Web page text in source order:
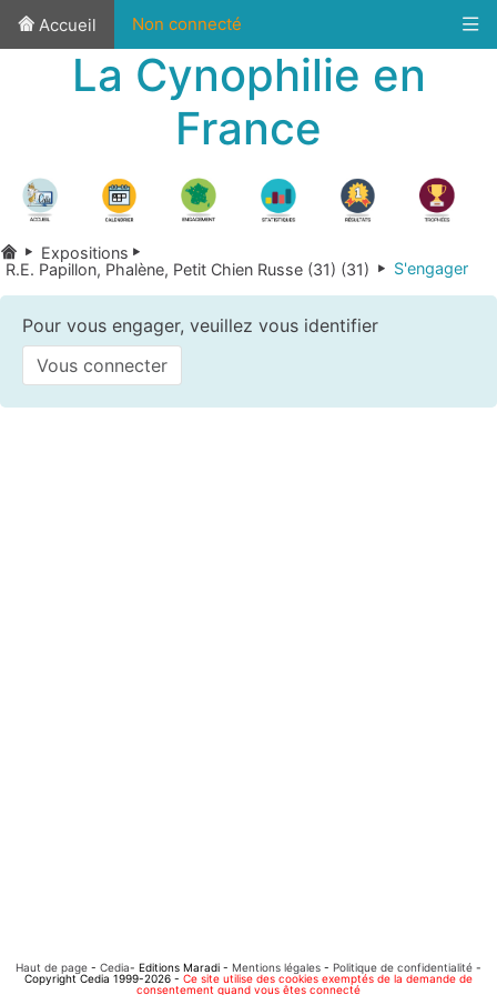
Accueil Non connecté
La Cynophilie en
France
Expositions
R.E. Papillon, Phalène, Petit Chien Russe (31) (31)
S'engager
Pour vous engager, veuillez vous identifier
Vous connecter
Haut de page - Cedia- Editions Maradi - Mentions légales - Politique de confidentialité -
Copyright Cedia 1999-2026 - Ce site utilise des cookies exemptés de la demande de
consentement quand vous êtes connecté